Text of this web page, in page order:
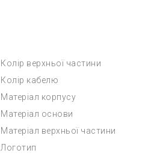
Колір верхньої частини
Колір кабелю
Матеріал корпусу
Матеріал основи
Матеріал верхньої частини
Логотип